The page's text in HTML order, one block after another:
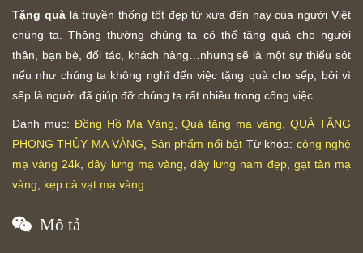
Tặng quàlà truyền thống tốt đẹp từ xưa đến nay của người Việt
chúng ta. Thông thường chúng ta có thể tặng quà cho người
thân, bạn bè, đối tác, khách hàng…nhưng sẽ là một sự thiếu sót
nếu như chúng ta không nghĩ đến việc tặng quà cho sếp, bởi vì
sếp là người đã giúp đỡ chúng ta rất nhiều trong công việc.
Danh mục: Đồng Hồ Mạ Vàng ,Quà tặng mạ vàng ,QUÀ TẶNG
PHONG THỦY MẠ VÀNG
Sản phẩm nổi bật Từ khóa: công nghệ
mạ vàng 24k ,dây lưng mạ vàng ,dây lưng nam đẹp, gạt tàn mạ
vàng
kẹp cà vạt mạ vàng
Mô tả